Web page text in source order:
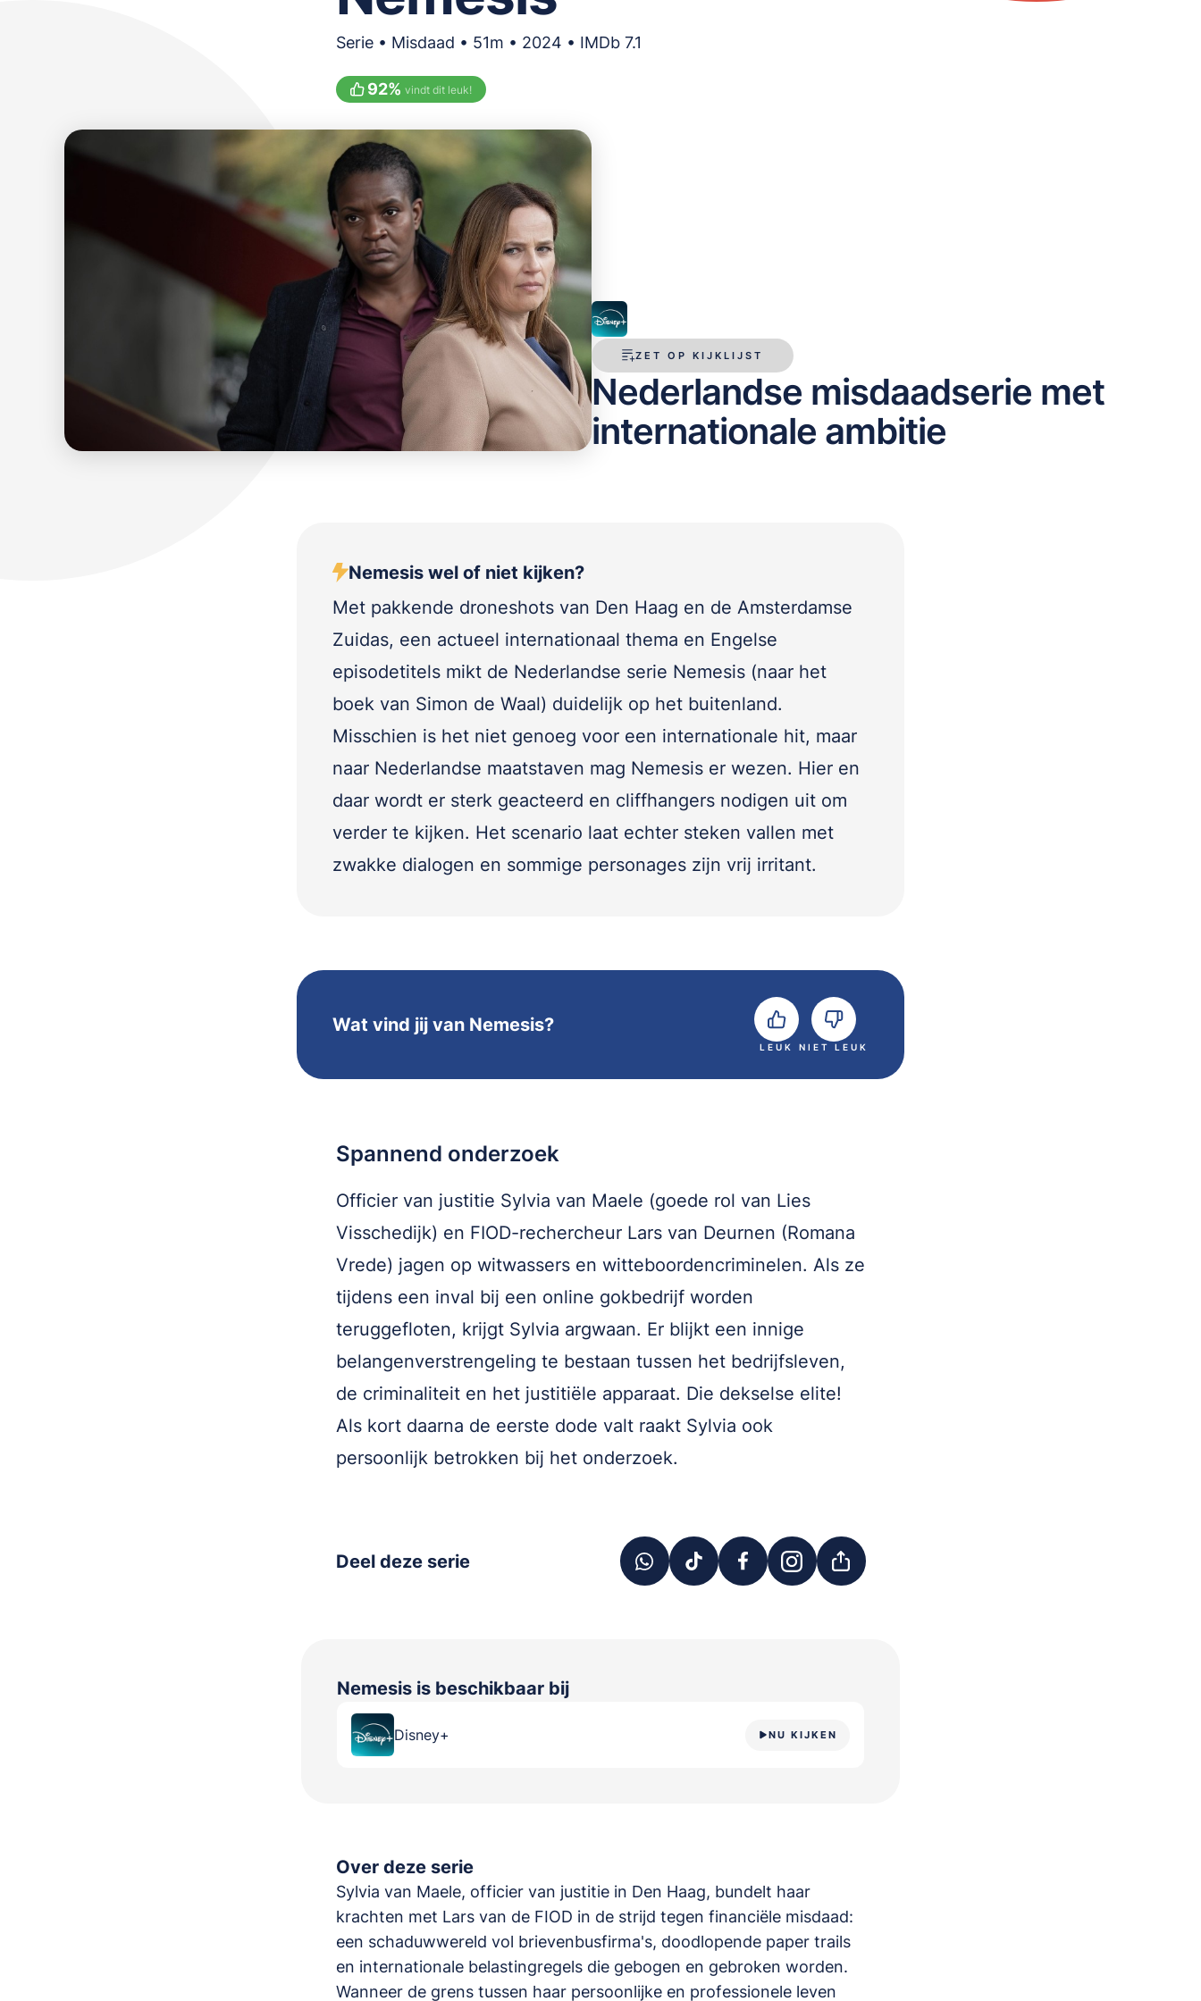
Serie • Misdaad • 51m • 2024 • IMDb 7.1
92% vindt dit leuk!
ZET OP KIJKLIJST
Nederlandse misdaadserie met
internationale ambitie
Nemesis wel of niet kijken?
Met pakkende droneshots van Den Haag en de Amsterdamse
Zuidas, een actueel internationaal thema en Engelse
episodetitels mikt de Nederlandse serie Nemesis (naar het
boek van Simon de Waal) duidelijk op het buitenland.
Misschien is het niet genoeg voor een internationale hit, maar
naar Nederlandse maatstaven mag Nemesis er wezen. Hier en
daar wordt er sterk geacteerd en cliffhangers nodigen uit om
verder te kijken. Het scenario laat echter steken vallen met
zwakke dialogen en sommige personages zijn vrij irritant.
Wat vind jij van Nemesis?
LEUK NIET LEUK
Spannend onderzoek
Officier van justitie Sylvia van Maele (goede rol van Lies
Visschedijk) en FIOD-rechercheur Lars van Deurnen (Romana
Vrede) jagen op witwassers en witteboordencriminelen. Als ze
tijdens een inval bij een online gokbedrijf worden
teruggefloten, krijgt Sylvia argwaan. Er blijkt een innige
belangenverstrengeling te bestaan tussen het bedrijfsleven,
de criminaliteit en het justitiële apparaat. Die dekselse elite!
Als kort daarna de eerste dode valt raakt Sylvia ook
persoonlijk betrokken bij het onderzoek.
Deel deze serie
Nemesis is beschikbaar bij
Disney+ NU KIJKEN
Over deze serie
Sylvia van Maele, officier van justitie in Den Haag, bundelt haar
krachten met Lars van de FIOD in de strijd tegen financiële misdaad:
een schaduwwereld vol brievenbusfirma's, doodlopende paper trails
en internationale belastingregels die gebogen en gebroken worden.
Wanneer de grens tussen haar persoonlijke en professionele leven